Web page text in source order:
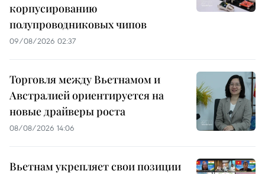
корпусированию
полупроводниковых чипов
09/08/2026 02:37
Торговля между Вьетнамом и
Австралией ориентируется на
новые драйверы роста
08/08/2026 14:06
Вьетнам укрепляет свои позиции